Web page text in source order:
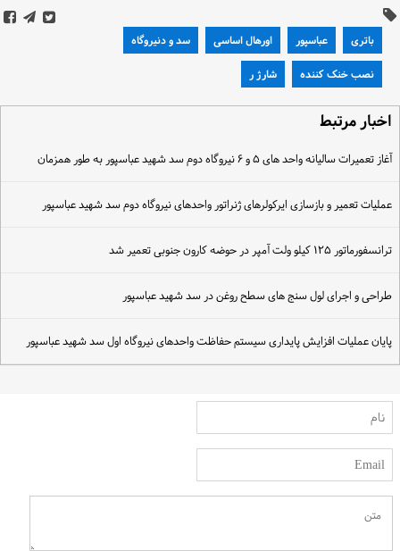
باتری عباسپور اورهال اساسی سد و دنیروگاه
نصب خنک کننده شارژ ر
اخبار مرتبط
آغاز تعمیرات سالیانه واحد های ۵ و ۶ نیروگاه دوم سد شهید عباسپور به طور همزمان
عملیات تعمیر و بازسازی ایرکولرهای ژنراتور واحدهای نیروگاه دوم سد شهید عباسپور
ترانسفورماتور ۱۲۵ کیلو ولت آمپر در حوضه کارون جنوبی تعمیر شد
طراحی و اجرای لول سنج های سطح روغن در سد شهید عباسپور
پایان عملیات افزایش پایداری سیستم حفاظت واحدهای نیروگاه اول سد شهید عباسپور